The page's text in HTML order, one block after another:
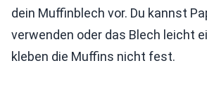
dein Muffinblech vor. Du kannst
verwenden oder das Blech leicht
kleben die Muffins nicht fest.